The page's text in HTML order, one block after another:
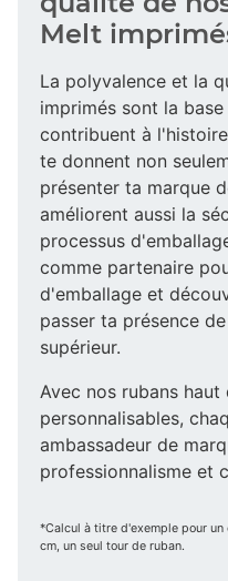
Melt
La polyvalence et la
imprimés sont la
contribuent à
te donnent non
présenter ta marque
améliorent aussi la
processus
comme partenaire
d'emballage et
passer ta présence
supérieur.
Avec nos rubans haut
personnalisables,
ambassadeur de
professionnalisme et
*Calcul à titre d'exemple pour
cm, un seul tour de ruban.